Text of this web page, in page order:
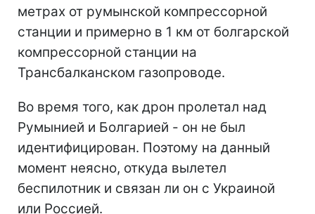
метрах от румынской компрессорной
станции и примерно в 1 км от болгарской
компрессорной станции на
Трансбалканском газопроводе.
Во время того, как дрон пролетал над
Румынией и Болгарией - он не был
идентифицирован. Поэтому на данный
момент неясно, откуда вылетел
беспилотник и связан ли он с Украиной
или Россией.